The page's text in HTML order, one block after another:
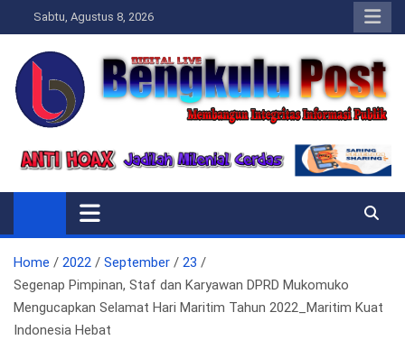
to
content
Sabtu, Agustus 8, 2026
Bengkulupost.id
Home 2022 September
23
Segenap Pimpinan, Staf dan Karyawan DPRD Mukomuko
Mengucapkan Selamat Hari Maritim Tahun 2022_Maritim Kuat
Indonesia Hebat